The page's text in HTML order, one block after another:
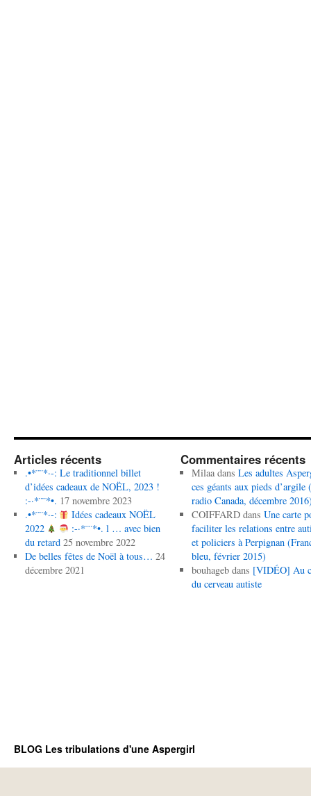
Articles récents
.•*¨¨*·-: Le traditionnel billet
d’idées cadeaux de NOËL, 2023 !
:-·*¨¨*•. 17 novembre 2023
.•*¨¨*·-:
Idées cadeaux NOËL
2022
:-·*¨¨*•. l … avec bien
du retard 25 novembre 2022
De belles fêtes de Noël à tous… 24
décembre 2021
Commentaires récents
Milaadans Les adultes
ces géants aux pieds d’argile
radio Canada, décembre
COIFFARDdans Une carte
faciliter les relations entre
et policiers à Perpignan
bleu, février 2015)
bouhagebdans [VIDÉO] Au
du cerveau autiste
BLOG Les tribulations d'une Aspergirl